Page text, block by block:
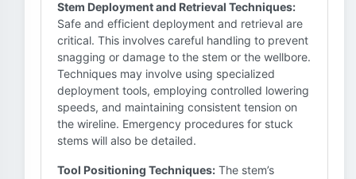
Stem Deployment and Retrieval Techniques:
Safe and efficient deployment and retrieval are
critical. This involves careful handling to prevent
snagging or damage to the stem or the wellbore.
Techniques may involve using specialized
deployment tools, employing controlled lowering
speeds, and maintaining consistent tension on
the wireline. Emergency procedures for stuck
stems will also be detailed.
Tool Positioning Techniques: The stem’s